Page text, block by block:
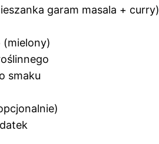
garam masala + curry)
(mielony)
smaku